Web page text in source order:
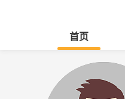
首页